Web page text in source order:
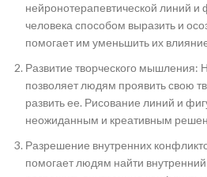
нейронотерапевтической линий и
человека способом выразить и
помогает им уменьшить их
Развитие творческого мышления:
позволяет людям проявить свою
развить ее. Рисование линий и
неожиданным и креативным
Разрешение внутренних
помогает людям найти